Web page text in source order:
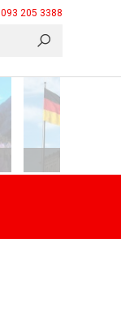
093 205 3388